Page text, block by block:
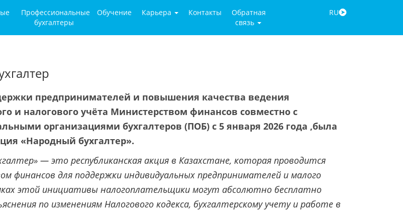
Профессиональные
бухгалтеры
Обучение Карьера Контакты
Обратная
связь
RU
предпринимателей и повышения качества ведения
и налогового учёта Министерством финансов совместно с
организациями бухгалтеров (ПОБ) с 5 января 2026 года ,была
«Народный бухгалтер».
— это республиканская акция в Казахстане, которая проводится
финансов для поддержки индивидуальных предпринимателей и малого
этой инициативы налогоплательщики могут абсолютно бесплатно
по изменениям Налогового кодекса, бухгалтерскому учету и работе в